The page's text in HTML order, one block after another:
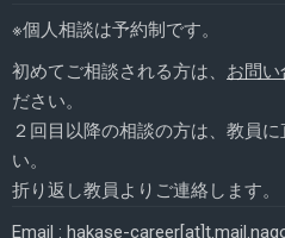
※個人相談は予約制です。
初めてご相談される方は、 お問
ださい。
２回目以降の相談の方は、教員
い。
折り返し教員よりご連絡します。
Email : hakase-